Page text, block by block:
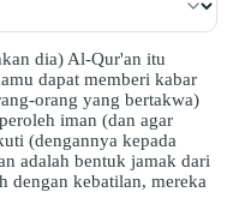
dia) Al-Qur'an itu
dapat memberi kabar
orang yang bertakwa)
iman (dan agar
(dengannya kepada
adalah bentuk jamak dari
dengan kebatilan, mereka